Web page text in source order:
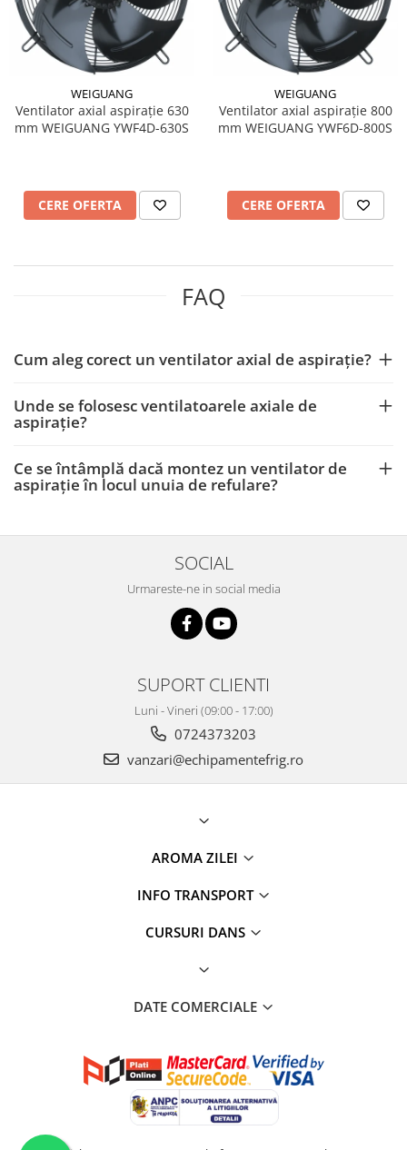
WEIGUANG
Ventilator axial aspirație 630
mm WEIGUANG YWF4D-630S
CERE OFERTA
WEIGUANG
Ventilator axial aspirație 800
mm WEIGUANG YWF6D-800S
CERE OFERTA
FAQ
Cum aleg corect un ventilator axial de aspirație?
Unde se folosesc ventilatoarele axiale de
aspirație?
Ce se întâmplă dacă montez un ventilator de
aspirație în locul unuia de refulare?
SOCIAL
Urmareste-ne in social media
SUPORT CLIENTI
Luni - Vineri (09:00 - 17:00)
0724373203
vanzari@echipamentefrig.ro
AROMA ZILEI
INFO TRANSPORT
CURSURI DANS
DATE COMERCIALE